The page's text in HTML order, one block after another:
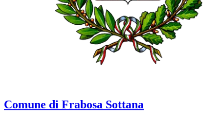
Comune di Frabosa Sottana